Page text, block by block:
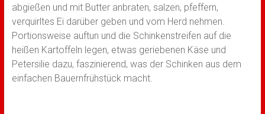
abgießen und mit Butter anbraten, salzen, pfeffern,
verquirltes Ei darüber geben und vom Herd nehmen.
Portionsweise auftun und die Schinkenstreifen auf die
heißen Kartoffeln legen, etwas geriebenen Käse und
Petersilie dazu, faszinierend, was der Schinken aus dem
einfachen Bauernfrühstück macht.